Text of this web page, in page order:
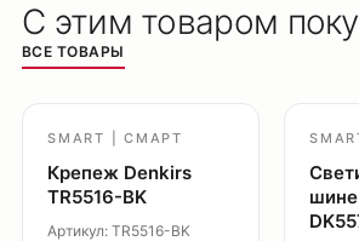
С этим товаром
ВСЕ ТОВАРЫ
SMART | СМАРТ
Крепеж Denkirs
TR5516-BK
Артикул: TR5516-BK